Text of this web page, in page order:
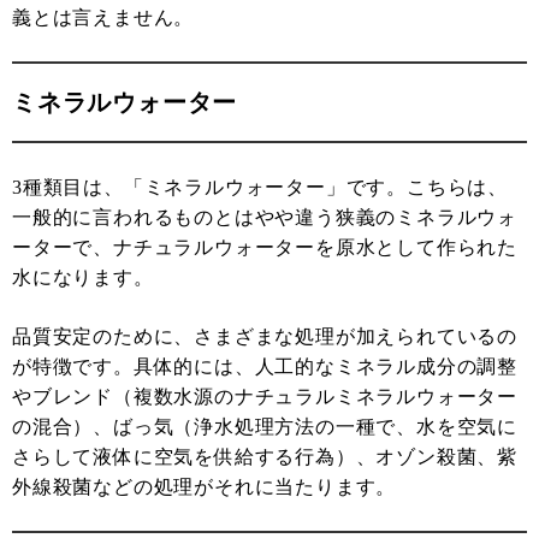
義とは言えません。
ミネラルウォーター
3種類目は、「ミネラルウォーター」です。こちらは、
一般的に言われるものとはやや違う狭義のミネラルウォ
ーターで、ナチュラルウォーターを原水として作られた
水になります。
品質安定のために、さまざまな処理が加えられているの
が特徴です。具体的には、人工的なミネラル成分の調整
やブレンド（複数水源のナチュラルミネラルウォーター
の混合）、ばっ気（浄水処理方法の一種で、水を空気に
さらして液体に空気を供給する行為）、オゾン殺菌、紫
外線殺菌などの処理がそれに当たります。